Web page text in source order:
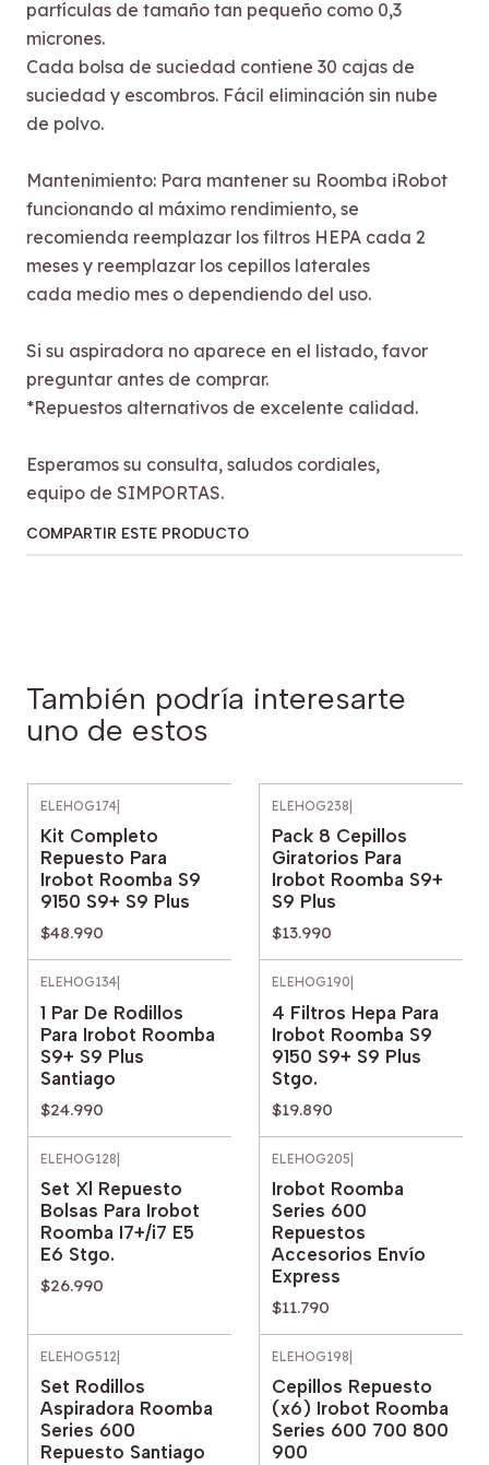
partículas de tamaño tan pequeño como 0,3
micrones.
Cada bolsa de suciedad contiene 30 cajas de
suciedad y escombros. Fácil eliminación sin nube
de polvo.
Mantenimiento: Para mantener su Roomba iRobot
funcionando al máximo rendimiento, se
recomienda reemplazar los filtros HEPA cada 2
meses y reemplazar los cepillos laterales
cada medio mes o dependiendo del uso.
Si su aspiradora no aparece en el listado, favor
preguntar antes de comprar.
*Repuestos alternativos de excelente calidad.
Esperamos su consulta, saludos cordiales,
equipo de SIMPORTAS.
COMPARTIR ESTE PRODUCTO
También podría interesarte
uno de estos
ELEHOG174
Kit Completo
Repuesto Para
Irobot Roomba S9
9150 S9+ S9 Plus
$48.990
ELEHOG238
Pack 8 Cepillos
Giratorios Para
Irobot Roomba S9+
S9 Plus
$13.990
ELEHOG134
1 Par De Rodillos
Para Irobot Roomba
S9+ S9 Plus
Santiago
$24.990
ELEHOG190
4 Filtros Hepa Para
Irobot Roomba S9
9150 S9+ S9 Plus
Stgo.
$19.890
ELEHOG128
Set Xl Repuesto
Bolsas Para Irobot
Roomba I7+/i7 E5
E6 Stgo.
$26.990
ELEHOG205
Irobot Roomba
Series 600
Repuestos
Accesorios Envío
Express
$11.790
ELEHOG512
Set Rodillos
Aspiradora Roomba
Series 600
Repuesto Santiago
ELEHOG198
Cepillos Repuesto
(x6) Irobot Roomba
Series 600 700 800
900